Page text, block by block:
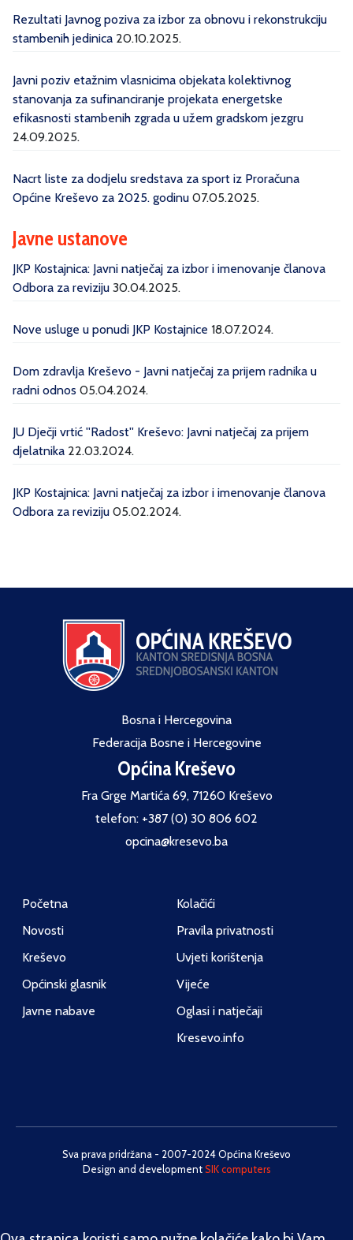
Rezultati Javnog poziva za izbor za obnovu i rekonstrukciju
stambenih jedinica 20.10.2025.
Javni poziv etažnim vlasnicima objekata kolektivnog
stanovanja za sufinanciranje projekata energetske
efikasnosti stambenih zgrada u užem gradskom jezgru
24.09.2025.
Nacrt liste za dodjelu sredstava za sport iz Proračuna
Općine Kreševo za 2025. godinu 07.05.2025.
Javne ustanove
JKP Kostajnica: Javni natječaj za izbor i imenovanje članova
Odbora za reviziju 30.04.2025.
Nove usluge u ponudi JKP Kostajnice 18.07.2024.
Dom zdravlja Kreševo - Javni natječaj za prijem radnika u
radni odnos 05.04.2024.
JU Dječji vrtić ''Radost'' Kreševo: Javni natječaj za prijem
djelatnika 22.03.2024.
JKP Kostajnica: Javni natječaj za izbor i imenovanje članova
Odbora za reviziju 05.02.2024.
Bosna i Hercegovina
Federacija Bosne i Hercegovine
Općina Kreševo
Fra Grge Martića 69, 71260 Kreševo
telefon: +387 (0) 30 806 602
opcina@kresevo.ba
Početna
Novosti
Kreševo
Općinski glasnik
Javne nabave
Kolačići
Pravila privatnosti
Uvjeti korištenja
Vijeće
Oglasi i natječaji
Kresevo.info
Sva prava pridržana - 2007-2024 Općina Kreševo
Design and developmentSIK computers